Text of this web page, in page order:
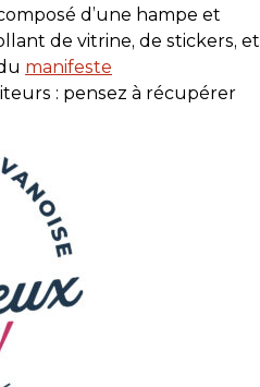
d’une hampe et
de vitrine, de stickers, et
manifeste
: pensez à récupérer